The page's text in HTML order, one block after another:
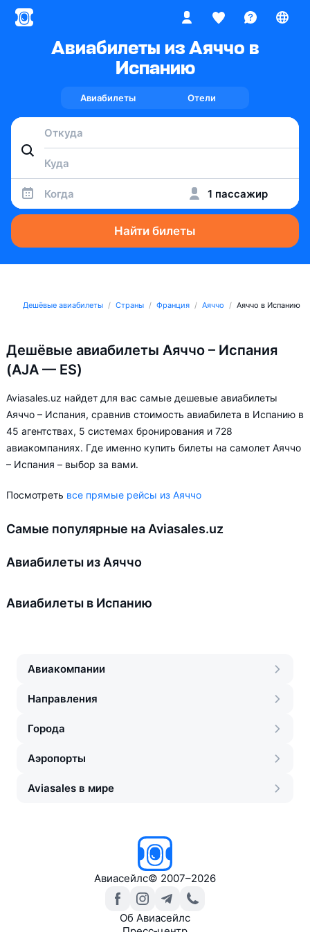
Авиабилеты из Аяччо в
Испанию
Авиабилеты Отели
Когда 1 пассажир
Найти билеты
Дешёвые авиабилеты Страны Франция Аяччо Аяччо в Испанию
Дешёвые авиабилеты Аяччо – Испания
(AJA — ES)
Aviasales.uz найдет для вас самые дешевые авиабилеты
Аяччо – Испания, сравнив стоимость авиабилета в Испанию в
45 агентствах, 5 системах бронирования и 728
авиакомпаниях. Где именно купить билеты на самолет Аяччо
– Испания – выбор за вами.
Посмотреть все прямые рейсы из Аяччо
Самые популярные на Aviasales.uz
Авиабилеты из Аяччо
Авиабилеты в Испанию
Авиакомпании
Направления
Города
Аэропорты
Aviasales в мире
Авиасейлс© 2007–2026
Об Авиасейлс